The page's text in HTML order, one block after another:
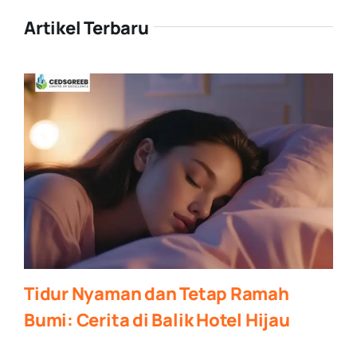
Artikel Terbaru
Tidur Nyaman dan Tetap Ramah
Bumi: Cerita di Balik Hotel Hijau